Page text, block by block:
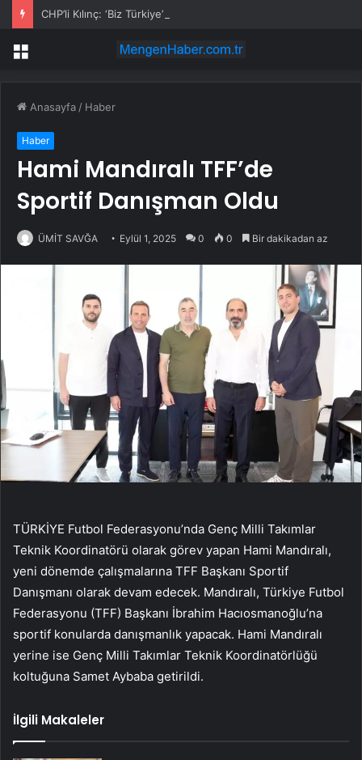
CHP’li Kılınç: ‘Biz Türkiye’nin Geleceğinin Güvencesiyiz’
Menü
Anasayfa / Haber
Haber
Hami Mandıralı TFF’de
Sportif Danışman Oldu
ÜMİT SAVĞA Eylül 1, 2025 0 0 Bir dakikadan az
TÜRKİYE Futbol Federasyonu’nda Genç Milli Takımlar
Teknik Koordinatörü olarak görev yapan Hami Mandıralı,
yeni dönemde çalışmalarına TFF Başkanı Sportif
Danışmanı olarak devam edecek. Mandıralı, Türkiye Futbol
Federasyonu (TFF) Başkanı İbrahim Hacıosmanoğlu’na
sportif konularda danışmanlık yapacak. Hami Mandıralı
yerine ise Genç Milli Takımlar Teknik Koordinatörlüğü
koltuğuna Samet Aybaba getirildi.
İlgili Makaleler